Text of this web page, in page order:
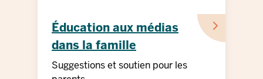
Éducation aux médias
dans la famille
Suggestions et soutien pour les